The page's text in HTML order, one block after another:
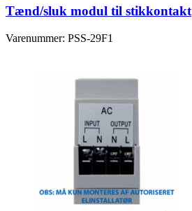
Tænd/sluk modul til stikkontakt
Varenummer: PSS-29F1